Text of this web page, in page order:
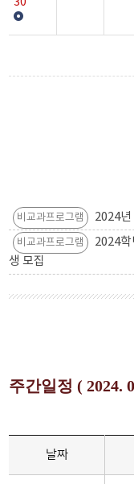
비교과프로그램 2024년
비교과프로그램
2024
생 모집
주간일정 ( 2024.
날짜